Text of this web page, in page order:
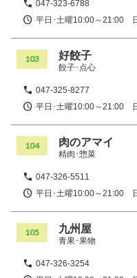
047-323-6788
平日･土曜10:00～21:00
103 好餃子
餃子･点心
047-325-8277
平日･土曜10:00～21:00
104 肉のアマイ
精肉･惣菜
047-326-5511
平日･土曜10:00～21:00
105 九州屋
青果･果物
047-326-3254